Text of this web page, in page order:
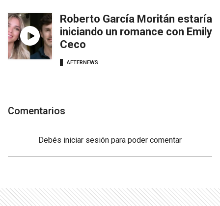
Roberto García Moritán estaría
iniciando un romance con Emily
Ceco
AFTERNEWS
Comentarios
Debés iniciar sesión para poder comentar